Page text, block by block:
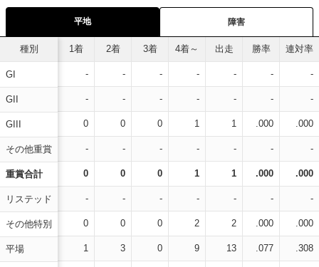
平地 障害
種別
GI
GII
GIII
その他重賞
重賞合計
リステッド
その他特別
平場
1着 2着 3着 4着～ 出走 勝率 連対率
- - - - - - -
- - - - - - -
0 0 0 1 1 .000 .000
- - - - - - -
0 0 0 1 1 .000 .000
- - - - - - -
0 0 0 2 2 .000 .000
1 3 0 9 13 .077 .308